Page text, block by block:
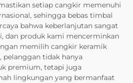
setiap cangkir memenuhi
sehingga bebas timbal
bahwa keberlanjutan sangat
dan produk kami mencerminkan
memilih cangkir keramik
tidak hanya
premium, tetapi juga
lingkungan yang bermanfaat